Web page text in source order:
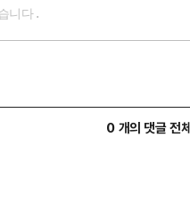
0 개의 댓글 전